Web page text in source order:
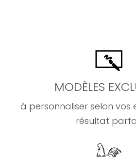
MODÈLES
à personnaliser selon vos
résultat